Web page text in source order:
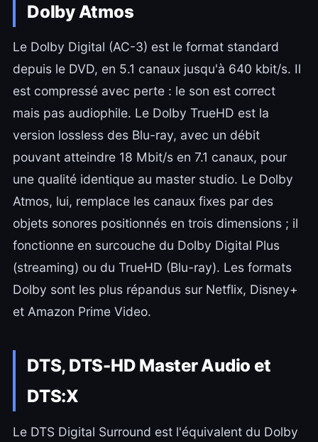
Dolby Atmos
Le Dolby Digital (AC-3) est le format standard
depuis le DVD, en 5.1 canaux jusqu'à 640 kbit/s. Il
est compressé avec perte : le son est correct
mais pas audiophile. Le Dolby TrueHD est la
version lossless des Blu-ray, avec un débit
pouvant atteindre 18 Mbit/s en 7.1 canaux, pour
une qualité identique au master studio. Le Dolby
Atmos, lui, remplace les canaux fixes par des
objets sonores positionnés en trois dimensions ; il
fonctionne en surcouche du Dolby Digital Plus
(streaming) ou du TrueHD (Blu-ray). Les formats
Dolby sont les plus répandus sur Netflix, Disney+
et Amazon Prime Video.
DTS, DTS-HD Master Audio et
DTS:X
Le DTS Digital Surround est l'équivalent du Dolby